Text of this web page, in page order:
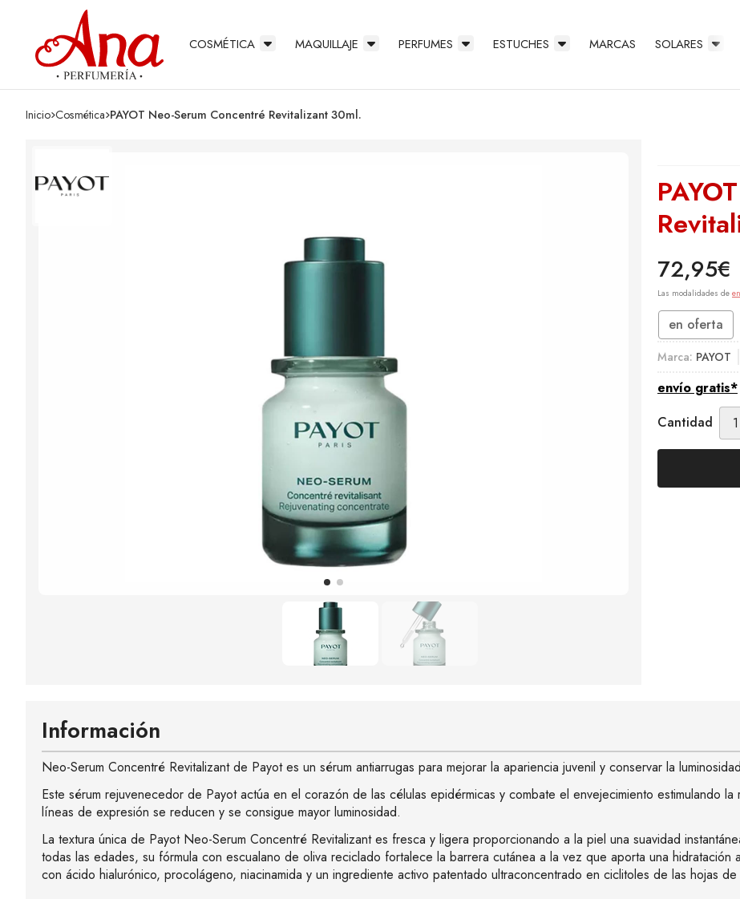
COSMÉTICA MAQUILLAJE PERFUMES ESTUCHES MARCAS SOLARES
Inicio cosmética PAYOT Neo-Serum Concentré Revitalizant 30ml.
72,95€
Las modalidades de
en oferta
Marca: PAYOT
envío gratis*
Cantidad
Información
Neo-Serum Concentré Revitalizant de Payot es un sérum antiarrugas para mejorar la apariencia juvenil y conservar la
Este sérum rejuvenecedor de Payot actúa en el corazón de las células epidérmicas y combate el envejecimiento estimulando
líneas de expresión se reducen y se consigue mayor luminosidad.
La textura única de Payot Neo-Serum Concentré Revitalizant es fresca y ligera proporcionando a la piel una suavidad
todas las edades, su fórmula con escualano de oliva reciclado fortalece la barrera cutánea a la vez que aporta una
con ácido hialurónico, procolágeno, niacinamida y un ingrediente activo patentado ultraconcentrado en ciclitoles de las hojas